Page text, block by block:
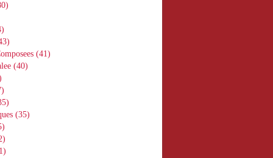
(41)
(40)
(35)